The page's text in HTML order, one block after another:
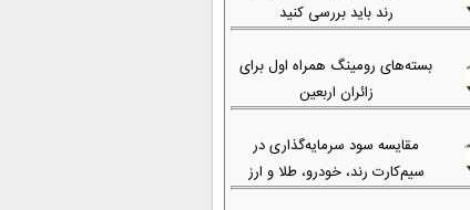
رند باید بررسی کنید
بسته‌های رومینگ همراه اول برای
زائران اربعین
مقایسه سود سرمایه‌گذاری در
سیم‌کارت رند، خودرو، طلا و ارز